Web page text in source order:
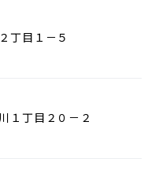
丁目１－５
１丁目２０－２